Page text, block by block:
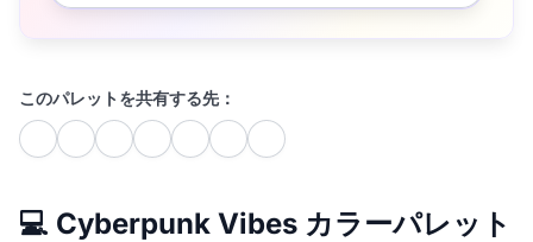
このパレットを共有する先：
💻 Cyberpunk Vibes カラーパレット